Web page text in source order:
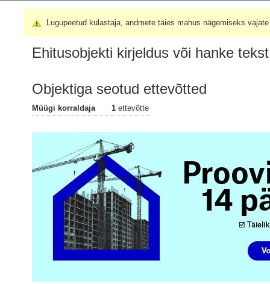
Lugupeetud külastaja, andmete täies mahus nägemiseks
Ehitusobjekti kirjeldus või hanke tekst
Objektiga seotud ettevõtted
Müügi korraldaja 1 ettevõtte